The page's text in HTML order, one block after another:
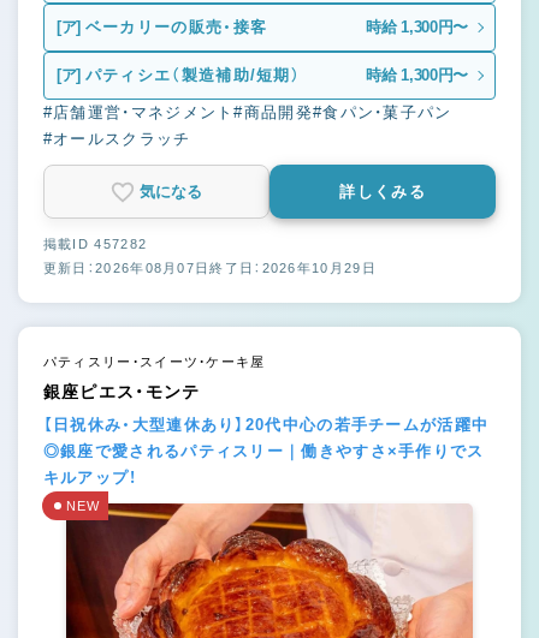
[ア] ベーカリーの販売・接客 時給 1,300円〜
[ア] パティシエ（製造補助/短期） 時給 1,300円〜
#店舗運営・マネジメント#商品開発#食パン・菓子パン
#オールスクラッチ
気になる 詳しくみる
掲載ID 457282
更新日：2026年08月07日終了日：2026年10月29日
パティスリー・スイーツ・ケーキ屋
銀座ピエス・モンテ
【日祝休み・大型連休あり】20代中心の若手チームが活躍中
◎銀座で愛されるパティスリー｜働きやすさ×手作りでス
キルアップ！
NEW